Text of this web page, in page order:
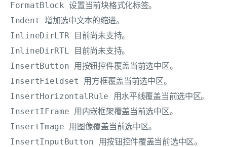
FormatBlock 设置当前块格式化标签。
Indent 增加选中文本的缩进。
InlineDirLTR 目前尚未支持。
InlineDirRTL 目前尚未支持。
InsertButton 用按钮控件覆盖当前选中区。
InsertFieldset 用方框覆盖当前选中区。
InsertHorizontalRule 用水平线覆盖当前选中区。
InsertIFrame 用内嵌框架覆盖当前选中区。
InsertImage 用图像覆盖当前选中区。
InsertInputButton 用按钮控件覆盖当前选中区。